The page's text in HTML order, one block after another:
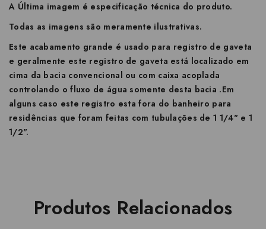
A Última imagem é especificação técnica do produto.
Todas as imagens são meramente ilustrativas.
Este acabamento grande é usado para registro de gaveta
e geralmente este registro de gaveta está localizado em
cima da bacia convencional ou com caixa acoplada
controlando o fluxo de água somente desta bacia .Em
alguns caso este registro esta fora do banheiro para
residências que foram feitas com tubulações de 1 1/4" e 1
1/2".
Produtos Relacionados